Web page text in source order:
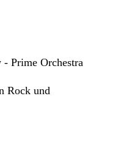
Prime Orchestra
Rock und